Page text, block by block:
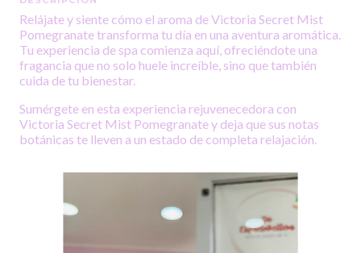
Relájate y siente cómo el aroma de Victoria Secret Mist
Pomegranate transforma tu día en una aventura aromática.
Tu experiencia de spa comienza aquí, ofreciéndote una
fragancia que no solo huele increíble, sino que también
cuida de tu bienestar.
Sumérgete en esta experiencia rejuvenecedora con
Victoria Secret Mist Pomegranate y deja que sus notas
botánicas te lleven a un estado de completa relajación.